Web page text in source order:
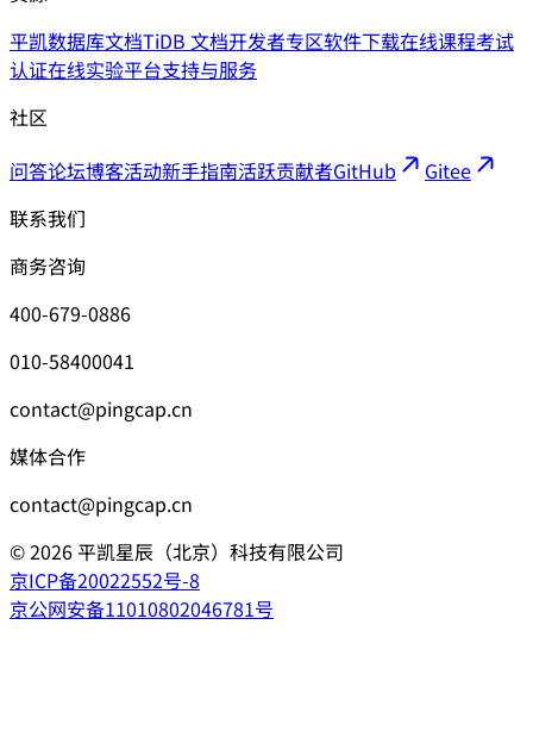
平凯数据库文档TiDB 文档开发者专区软件下载在线课程考试
认证在线实验平台支持与服务
社区
问答论坛博客活动新手指南活跃贡献者GitHub
Gitee
联系我们
商务咨询
400-679-0886
010-58400041
contact@pingcap.cn
媒体合作
contact@pingcap.cn
©2026平凯星辰（北京）科技有限公司
京ICP备20022552号-8
京公网安备11010802046781号